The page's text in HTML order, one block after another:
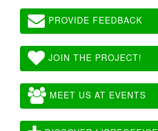
PROVIDE FEEDBACK
JOIN THE PROJECT!
MEET US AT EVENTS